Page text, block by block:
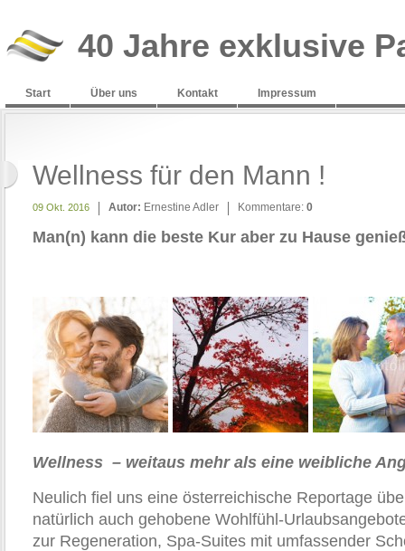
40 Jahre exklusive
Start Über uns Kontakt Impressum
Wellness für den Mann !
09 Okt. 2016 Autor: Ernestine Adler Kommentare: 0
Man(n) kann die beste Kur aber zu Hause
Wellness – weitaus mehr als eine weibliche
Neulich fiel uns eine österreichische Reportage
natürlich auch gehobene Wohlfühl-
zur Regeneration, Spa-Suites mit umfassender